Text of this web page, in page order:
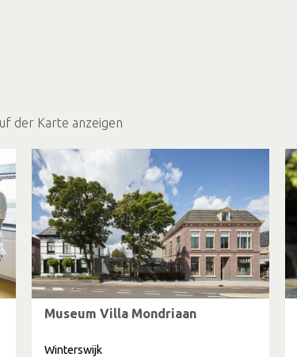
der Karte anzeigen
Museum Villa Mondriaan
Winterswijk